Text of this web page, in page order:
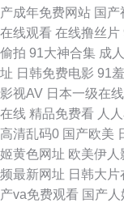
美国骚极品极品 日韩av
19p 探花国产综合在线
污污污 97草人人草 韩
产乱论 五月花激情网
网站 成人自慰网站香
产成年免费网站 国产
在线观看 在线撸丝片
偷拍 91大神合集 成
址 日韩免费电影 91
影视AV 日本一级在
在线 精品免费看 人
高清乱码0 国产欧美
姬黄色网址 欧美伊人
频最新网址 日韩大片
产va免费观看 国产人